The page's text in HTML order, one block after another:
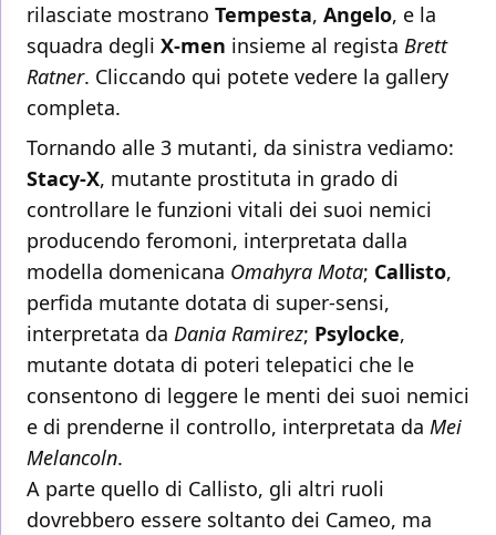
rilasciate mostrano Tempesta, Angelo, e la
squadra degli X-men insieme al regista Brett
Ratner. Cliccando qui potete vedere la gallery
completa.
Tornando alle 3 mutanti, da sinistra vediamo:
Stacy-X, mutante prostituta in grado di
controllare le funzioni vitali dei suoi nemici
producendo feromoni, interpretata dalla
modella domenicana Omahyra Mota; Callisto,
perfida mutante dotata di super-sensi,
interpretata da Dania Ramirez; Psylocke,
mutante dotata di poteri telepatici che le
consentono di leggere le menti dei suoi nemici
e di prenderne il controllo, interpretata da Mei
Melancoln.
A parte quello di Callisto, gli altri ruoli
dovrebbero essere soltanto dei Cameo, ma